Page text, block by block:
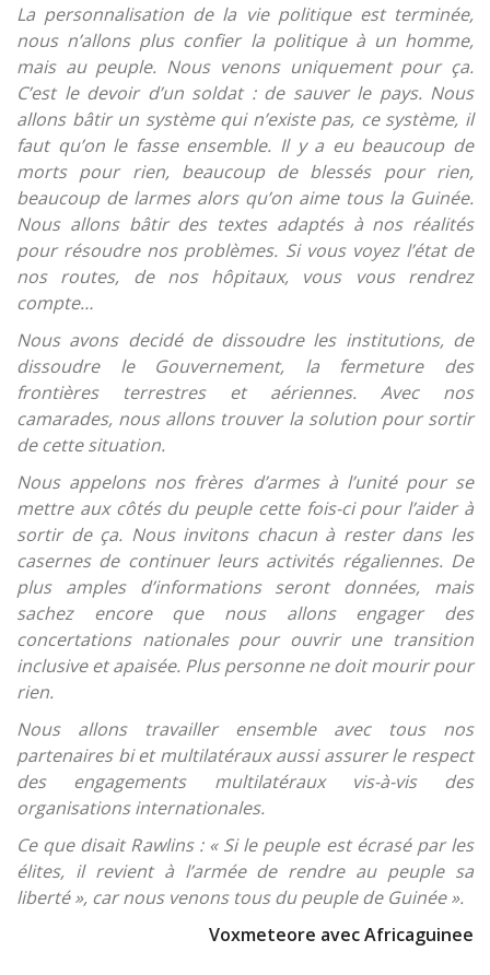
La personnalisation de la vie politique est terminée,
nous n’allons plus confier la politique à un homme,
mais au peuple. Nous venons uniquement pour ça.
C’est le devoir d’un soldat : de sauver le pays. Nous
allons bâtir un système qui n’existe pas, ce système, il
faut qu’on le fasse ensemble. Il y a eu beaucoup de
morts pour rien, beaucoup de blessés pour rien,
beaucoup de larmes alors qu’on aime tous la Guinée.
Nous allons bâtir des textes adaptés à nos réalités
pour résoudre nos problèmes. Si vous voyez l’état de
nos routes, de nos hôpitaux, vous vous rendrez
compte…
Nous avons decidé de dissoudre les institutions, de
dissoudre le Gouvernement, la fermeture des
frontières terrestres et aériennes. Avec nos
camarades, nous allons trouver la solution pour sortir
de cette situation.
Nous appelons nos frères d’armes à l’unité pour se
mettre aux côtés du peuple cette fois-ci pour l’aider à
sortir de ça. Nous invitons chacun à rester dans les
casernes de continuer leurs activités régaliennes. De
plus amples d’informations seront données, mais
sachez encore que nous allons engager des
concertations nationales pour ouvrir une transition
inclusive et apaisée. Plus personne ne doit mourir pour
rien.
Nous allons travailler ensemble avec tous nos
partenaires bi et multilatéraux aussi assurer le respect
des engagements multilatéraux vis-à-vis des
organisations internationales.
Ce que disait Rawlins : « Si le peuple est écrasé par les
élites, il revient à l’armée de rendre au peuple sa
liberté », car nous venons tous du peuple de Guinée ».
Voxmeteore avec Africaguinee